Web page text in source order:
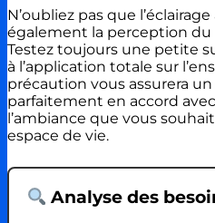
N’oubliez pas que
également la perception du
Testez toujours une petite
à l’application totale sur
précaution vous assurera
parfaitement en accord
l’ambiance que vous
espace de vie.
Analyse des